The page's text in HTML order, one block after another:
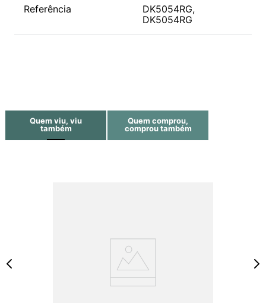
Referência
DK5054RG,
DK5054RG
Quem viu, viu
também
Quem comprou,
comprou também